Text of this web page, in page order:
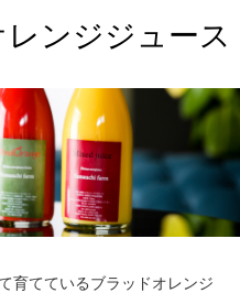
ンジジュース
育てているブラッドオレンジ